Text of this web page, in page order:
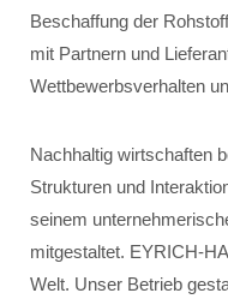
Beschaffung der
mit Partnern und
Wettbewerbsverhalten
Nachhaltig wirtschaften
Strukturen und
seinem
mitgestaltet. EYRICH-
Welt. Unser Betrieb